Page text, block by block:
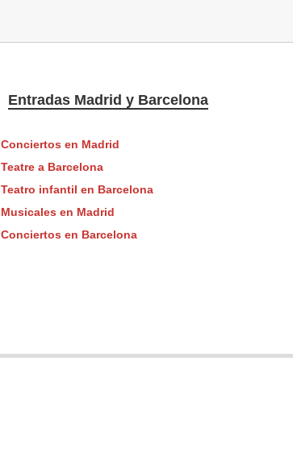
Entradas Madrid y Barcelona
Conciertos en Madrid
Teatre a Barcelona
Teatro infantil en Barcelona
Musicales en Madrid
Conciertos en Barcelona